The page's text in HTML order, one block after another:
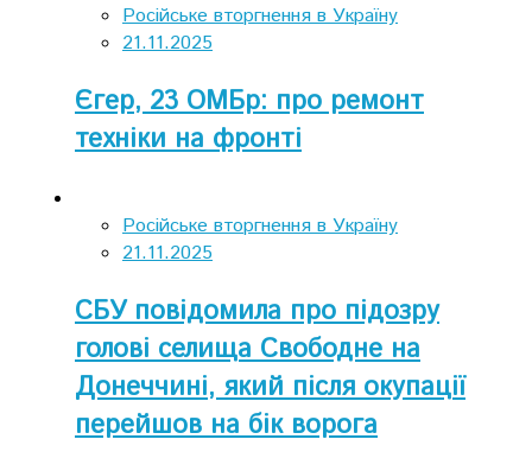
Російське вторгнення в Україну
21.11.2025
Єгер, 23 ОМБр: про ремонт
техніки на фронті
Російське вторгнення в Україну
21.11.2025
СБУ повідомила про підозру
голові селища Свободне на
Донеччині, який після окупації
перейшов на бік ворога